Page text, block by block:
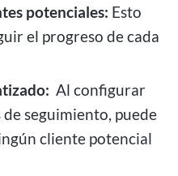
potenciales: Esto
el progreso de cada
Al configurar
seguimiento, puede
cliente potencial